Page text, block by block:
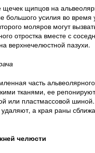
щипцов на
большого усилия во время
моляров могут
отростка вместе с
верхнечелюстной пазухи.
часть
тканями, ее
или пластмассовой
удаляют, а края раны
челюсти